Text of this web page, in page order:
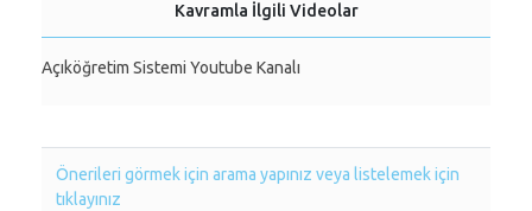
Kavramla İlgili Videolar
Açıköğretim Sistemi Youtube Kanalı
Önerileri görmek için arama yapınız veya listelemek için
tıklayınız